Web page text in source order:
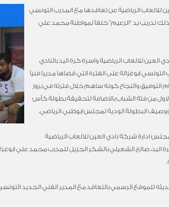
للالعاب الرياضية عن تعاقدها مع المدرب التونسي
تدريب يد “الزعيم” خلفاً لمواطنة محمد علي
للالعاب الرياضية واسرة كرة اليد بالنادي
ابوغزالة على الفترة التي قضاها مديراً فنياً
التوفيق والنجاح كونه ساهم خلال فترته في بروز
من فئة الشباب بالاضافة لتحقيقة بطولة كأس
البطولة الودية لمجلس ابوظبي الرياضي.
ادارة شركة نادي العين للالعاب الرياضية
صالح الشعيلي بالشكر الجزيل للمدرب محمد علي
للموقع الرسمي بالتعاقد مع المدير الفني الجديد